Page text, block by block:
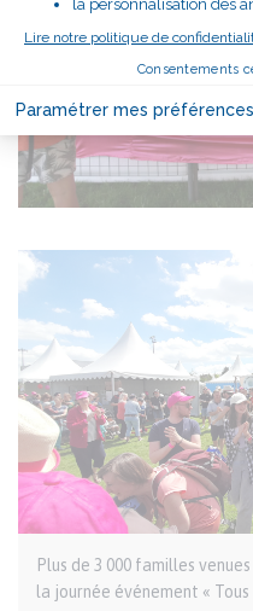
Image
Légende
Plus de 3 000 familles
la journée événement «